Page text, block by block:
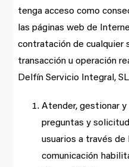
tenga acceso como
las páginas web de
contratación de cualquier
transacción u operación
Delfín Servicio Integral,
Atender, gestionar
preguntas y
usuarios a través de
comunicación